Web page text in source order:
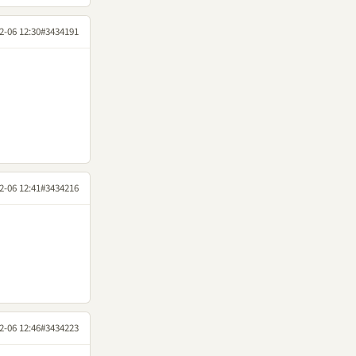
06 12:30#3434191
06 12:41#3434216
06 12:46#3434223